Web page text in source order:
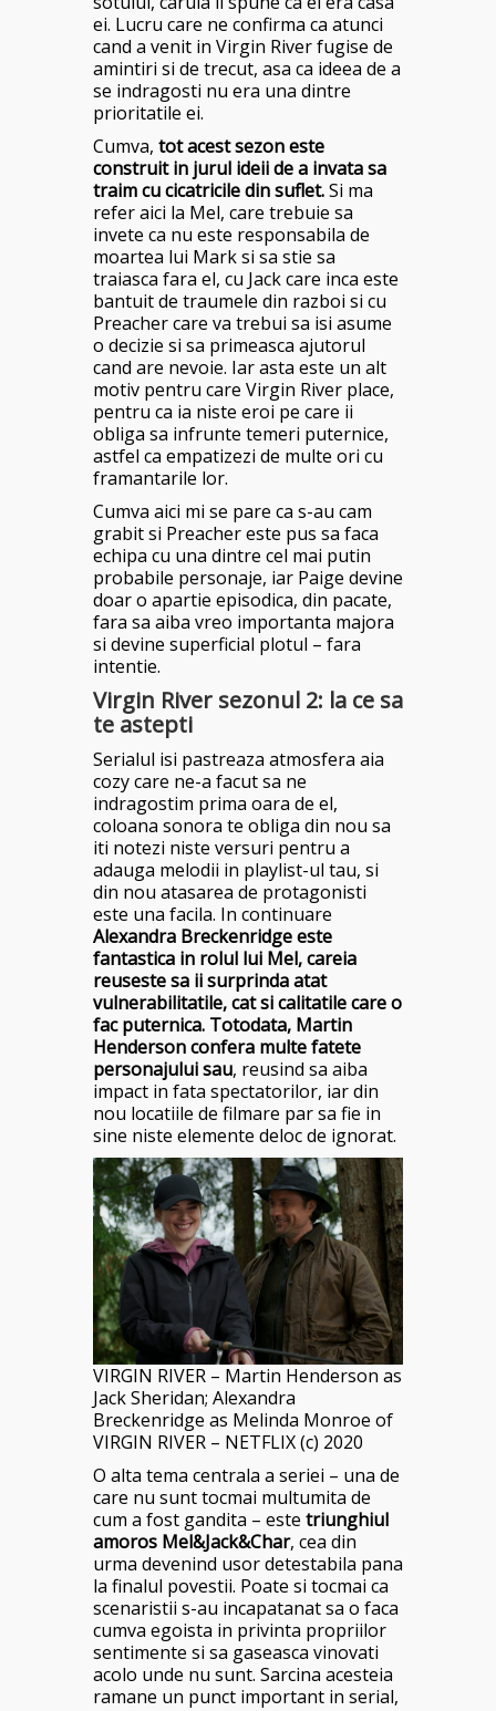
ei. Lucru care ne confirma ca atunci
cand a venit in Virgin River fugise de
amintiri si de trecut, asa ca ideea de a
se indragosti nu era una dintre
prioritatile ei.
Cumva, tot acest sezon este
construit in jurul ideii de a invata sa
traim cu cicatricile din suflet.Si ma
refer aici la Mel, care trebuie sa
invete ca nu este responsabila de
moartea lui Mark si sa stie sa
traiasca fara el, cu Jack care inca este
bantuit de traumele din razboi si cu
Preacher care va trebui sa isi asume
o decizie si sa primeasca ajutorul
cand are nevoie. Iar asta este un alt
motiv pentru care Virgin River place,
pentru ca ia niste eroi pe care ii
obliga sa infrunte temeri puternice,
astfel ca empatizezi de multe ori cu
framantarile lor.
Cumva aici mi se pare ca s-au cam
grabit si Preacher este pus sa faca
echipa cu una dintre cel mai putin
probabile personaje, iar Paige devine
doar o apartie episodica, din pacate,
fara sa aiba vreo importanta majora
si devine superficial plotul – fara
intentie.
Virgin River sezonul 2: la ce sa
te astepti
Serialul isi pastreaza atmosfera aia
cozy care ne-a facut sa ne
indragostim prima oara de el,
coloana sonora te obliga din nou sa
iti notezi niste versuri pentru a
adauga melodii in playlist-ul tau, si
din nou atasarea de protagonisti
este una facila. In continuare
Alexandra Breckenridge este
fantastica in rolul lui Mel, careia
reuseste sa ii surprinda atat
vulnerabilitatile, cat si calitatile care o
fac puternica. Totodata, Martin
Hendersonconfera multe fatete
personajului sau, reusind sa aiba
impact in fata spectatorilor, iar din
nou locatiile de filmare par sa fie in
sine niste elemente deloc de ignorat.
VIRGIN RIVER – Martin Henderson as
Jack Sheridan; Alexandra
Breckenridge as Melinda Monroe of
VIRGIN RIVER – NETFLIX (c) 2020
O alta tema centrala a seriei – una de
care nu sunt tocmai multumita de
cum a fost gandita – este triunghiul
amoros Mel&Jack&Char, cea din
urma devenind usor detestabila pana
la finalul povestii. Poate si tocmai ca
scenaristii s-au incapatanat sa o faca
cumva egoista in privinta propriilor
sentimente si sa gaseasca vinovati
acolo unde nu sunt. Sarcina acesteia
ramane un punct important in serial,